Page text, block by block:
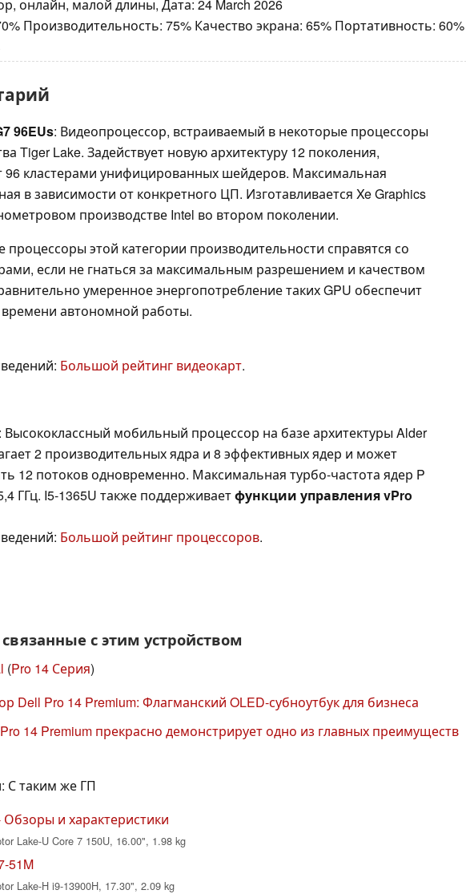
онлайн, малой длины, Дата: 24 March 2026
Производительность: 75% Качество экрана: 65% Портативность: 60%
96EUs: Видеопроцессор, встраиваемый в некоторые процессоры
Tiger Lake. Задействует новую архитектуру 12 поколения,
96 кластерами унифицированных шейдеров. Максимальная
в зависимости от конкретного ЦП. Изготавливается Xe Graphics
производстве Intel во втором поколении.
процессоры этой категории производительности справятся со
если не гнаться за максимальным разрешением и качеством
умеренное энергопотребление таких GPU обеспечит
автономной работы.
Большой рейтинг видеокарт.
: Высококлассный мобильный процессор на базе архитектуры Alder
2 производительных ядра и 8 эффективных ядер и может
12 потоков одновременно. Максимальная турбо-частота ядер P
ГГц. I5-1365U также поддерживаетфункции управления vPro
Большой рейтинг процессоров.
с этим устройством
(Pro 14 Серия)
Dell Pro 14 Premium: Флагманский OLED-субноутбук для бизнеса
14 Premium прекрасно демонстрирует одно из главных преимуществ
С таким же ГП
Обзоры и характеристики
Lake-U Core 7 150U, 16.00", 1.98 kg
51M
Lake-H i9-13900H, 17.30", 2.09 kg